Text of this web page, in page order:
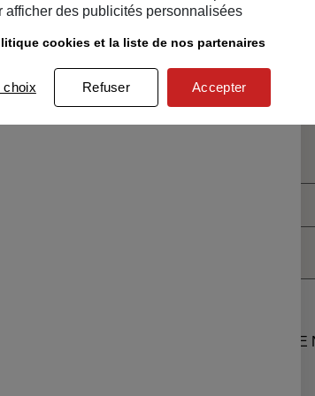
Un service client
à votre écoute
alertes des ventes découvertes du MSC
A PROPOS DE
afficher des publicités personnalisées
cookies et la liste de nos partenaires
choix Refuser Accepter